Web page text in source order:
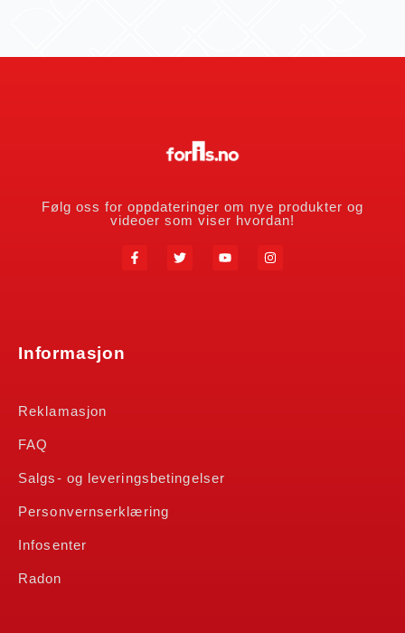
Følg oss for oppdateringer om nye produkter og
videoer som viser hvordan!
Informasjon
Reklamasjon
FAQ
Salgs- og leveringsbetingelser
Personvernserklæring
Infosenter
Radon